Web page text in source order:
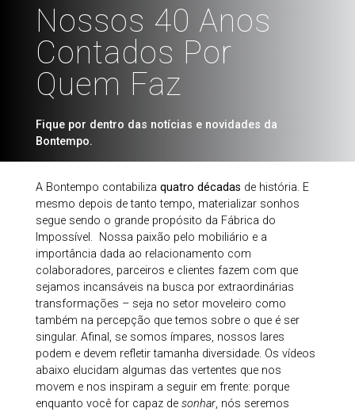
Nossos 40 Anos
Contados Por
Quem Faz
Fique por dentro das notícias e novidades da
Bontempo.
A Bontempo contabiliza quatro décadas de história. E
mesmo depois de tanto tempo, materializar sonhos
segue sendo o grande propósito da Fábrica do
Impossível. Nossa paixão pelo mobiliário e a
importância dada ao relacionamento com
colaboradores, parceiros e clientes fazem com que
sejamos incansáveis na busca por extraordinárias
transformações – seja no setor moveleiro como
também na percepção que temos sobre o que é ser
singular. Afinal, se somos ímpares, nossos lares
podem e devem refletir tamanha diversidade. Os vídeos
abaixo elucidam algumas das vertentes que nos
movem e nos inspiram a seguir em frente: porque
enquanto você for capaz de sonhar, nós seremos